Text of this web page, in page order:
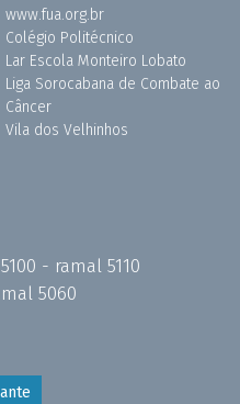
www.fua.org.br
Colégio Politécnico
Lar Escola Monteiro Lobato
Liga Sorocabana de Combate ao
Câncer
Vila dos Velhinhos
- ramal 5110
5060